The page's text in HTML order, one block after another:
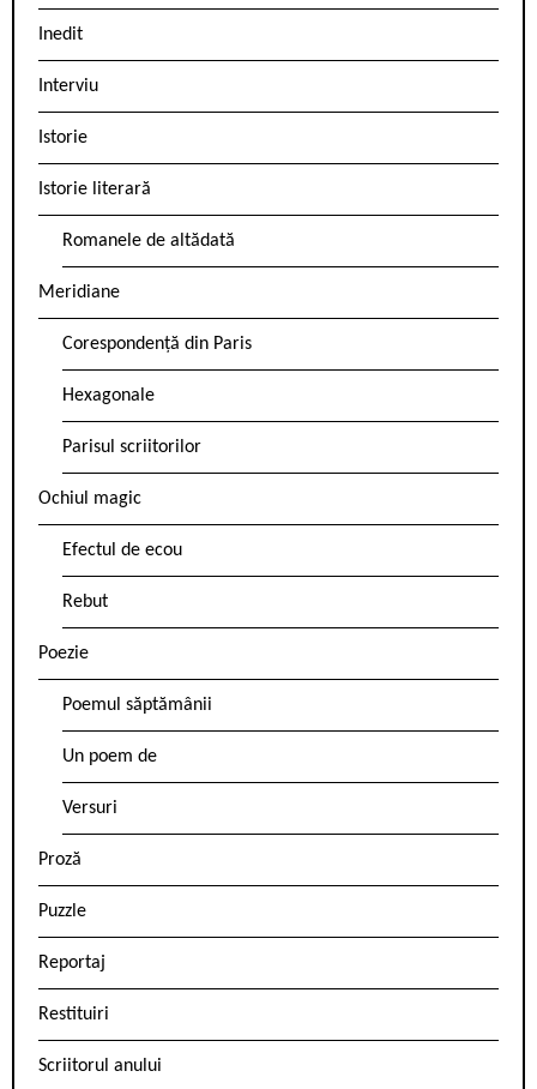
Inedit
Interviu
Istorie
Istorie literară
Romanele de altădată
Meridiane
Corespondență din Paris
Hexagonale
Parisul scriitorilor
Ochiul magic
Efectul de ecou
Rebut
Poezie
Poemul săptămânii
Un poem de
Versuri
Proză
Puzzle
Reportaj
Restituiri
Scriitorul anului